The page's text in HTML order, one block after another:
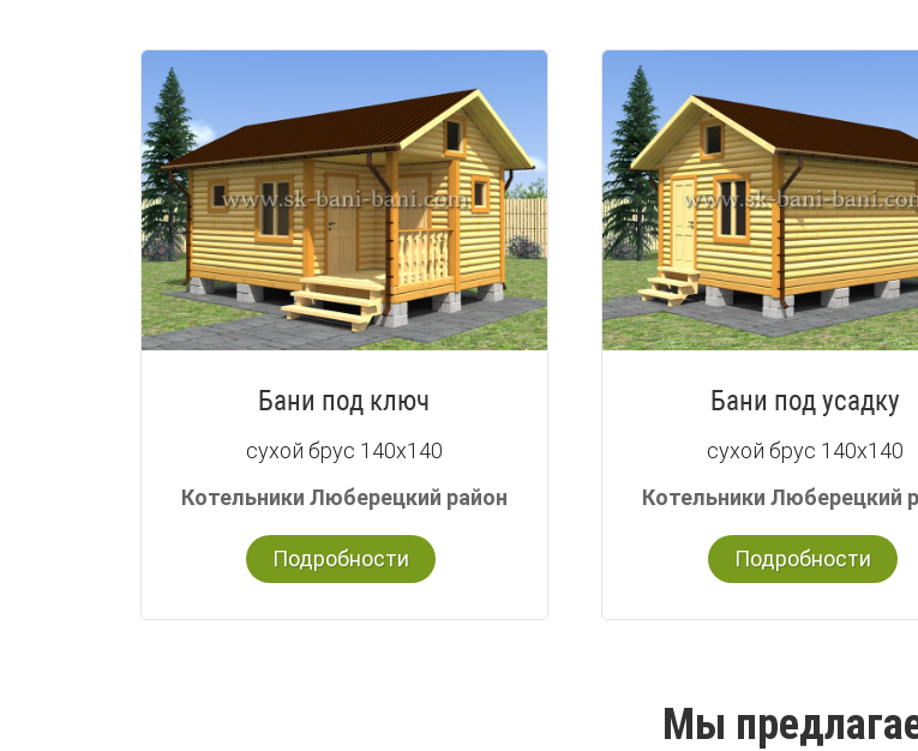
Бани под ключ
сухой брус 140х140
Котельники Люберецкий район
Подробности
Бани под усадку
сухой брус 140х140
Котельники Люберецкий
Подробности
Мы